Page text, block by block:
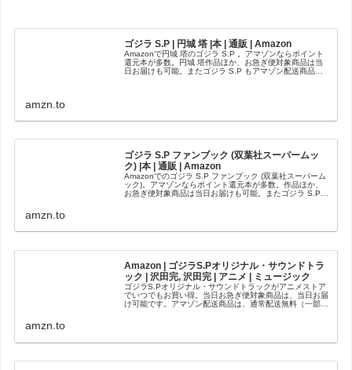
ゴジラ S.P | 円城 塔 |本 | 通販 | Amazon
Amazonで円城 塔のゴジラ S.P 。アマゾンならポイント
還元本が多数。円城 塔作品ほか、お急ぎ便対象商品は当
日お届けも可能。またゴジラ S.P もアマゾン配送商品な
amzn.to
ゴジラ S.P ファンブック (双葉社スーパームッ
ク) |本 | 通販 | Amazon
Amazonでのゴジラ S.P ファンブック (双葉社スーパーム
ック)。アマゾンならポイント還元本が多数。作品ほか、
お急ぎ便対象商品は当日お届けも可能。またゴジラ S.P
amzn.to
Amazon | ゴジラS.Pオリジナル・サウンドトラ
ック | 沢田完, 沢田完 | アニメ | ミュージック
ゴジラS.Pオリジナル・サウンドトラックがアニメストア
でいつでもお買い得。当日お急ぎ便対象商品は、当日お届
け可能です。アマゾン配送商品は、通常配送無料（一部除
amzn.to